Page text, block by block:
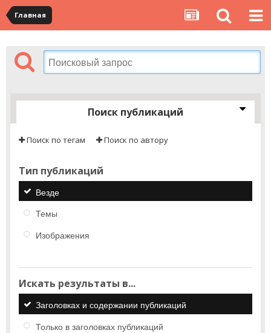
Главная
Поиск публикаций
Поиск по тегам Поиск по автору
Тип публикаций
Везде
Темы
Изображения
Искать результаты в...
Заголовках и содержании публикаций
Только в заголовках публикаций